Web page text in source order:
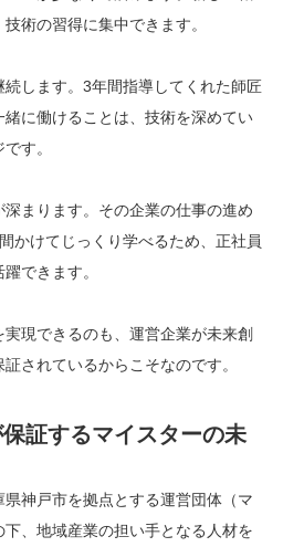
術の習得に集中できます。
続します。3年間指導してくれた師匠
に働けることは、技術を深めてい
す。
まります。その企業の仕事の進め
かけてじっくり学べるため、正社員
できます。
現できるのも、運営企業が未来創
されているからこそなのです。
証するマイスターの未
神戸市を拠点とする運営団体（マ
、地域産業の担い手となる人材を